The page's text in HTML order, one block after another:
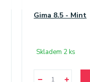
Gima 8.5 - Mint
Skladem 2 ks